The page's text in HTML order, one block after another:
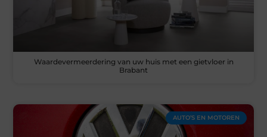
Waardevermeerdering van uw huis met een gietvloer in
Brabant
AUTO’S EN MOTOREN